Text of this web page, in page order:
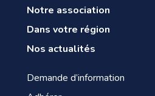
Notre association
Dans votre région
Nos actualités
Demande d’information